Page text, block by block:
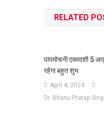
RELATED
पापमोचनी एकादशी 5
रहेगा बहुत शुभ
April 4, 2024
Dr. Bhanu Pratap